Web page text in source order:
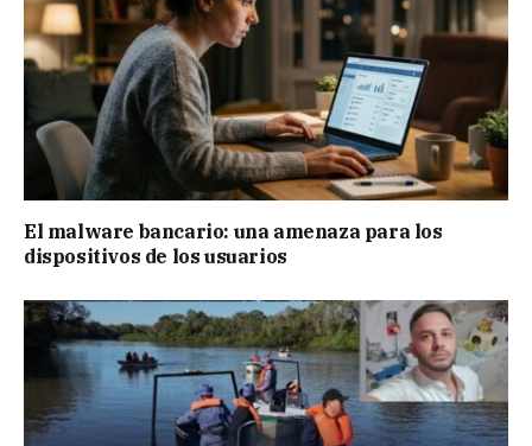
El malware bancario: una amenaza para los
dispositivos de los usuarios